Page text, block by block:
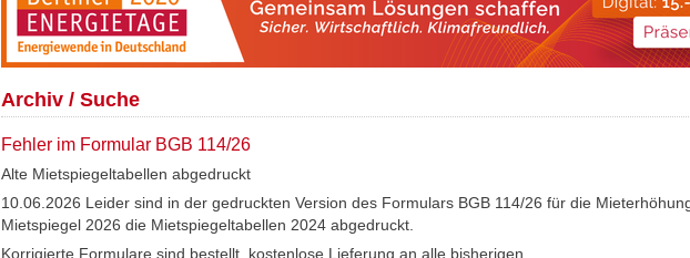
Archiv / Suche
Fehler im Formular BGB 114/26
Alte Mietspiegeltabellen abgedruckt
10.06.2026 Leider sind in der gedruckten Version des Formulars BGB 114/26 für die
Mietspiegel 2026 die Mietspiegeltabellen 2024 abgedruckt.
Korrigierte Formulare sind bestellt, kostenlose Lieferung an alle bisherigen